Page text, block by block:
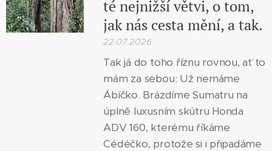
té nejnižší větvi, o tom,
jak nás cesta mění, a tak.
22.07.2026
Tak já do toho říznu rovnou, ať to
mám za sebou: Už nemáme
Ábíčko. Brázdíme Sumatru na
úplně luxusním skútru Honda
ADV 160, kterému říkáme
Cédéčko, protože si i připadáme